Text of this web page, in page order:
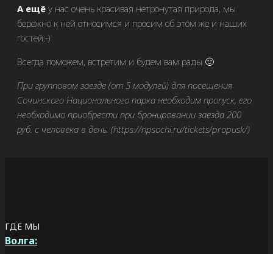
А ещё у нас очень красивая нетронутая природа, мы
бережно к ней относимся и просим об этом же и наших
гостей:-)
Всегда поможем, встретим и будем вам рады 🙂
При групповом заезде (от 5 модулей) для посещения
Сочинского Национального парка необходим пропуск, его
необходимо приобрести при бронировании заезда 200
руб. с человека в день. (https://npsochi.ru/tickets/propusk/)
ГДЕ МЫ
Волга: